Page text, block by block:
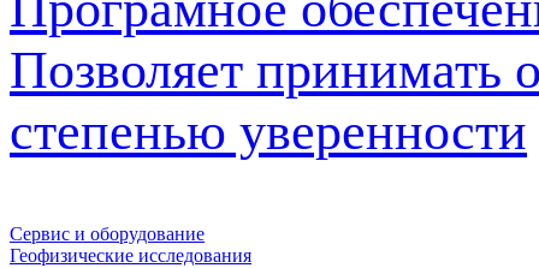
Позволяет принимать
степенью уверенности
Сервис и оборудование
Геофизические исследования